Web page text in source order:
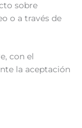
sobre
o a través de
con el
la aceptación